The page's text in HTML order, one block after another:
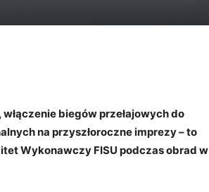
biegów przełajowych do
na przyszłoroczne imprezy – to
Wykonawczy FISU podczas obrad w